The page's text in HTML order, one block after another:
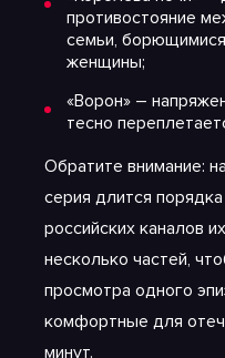
противостояние
семьи,
женщины;
«Ворон» –
тесно
Обратите внимание:
серия длится
российских каналов
несколько частей,
просмотра одного
комфортные для
минут.